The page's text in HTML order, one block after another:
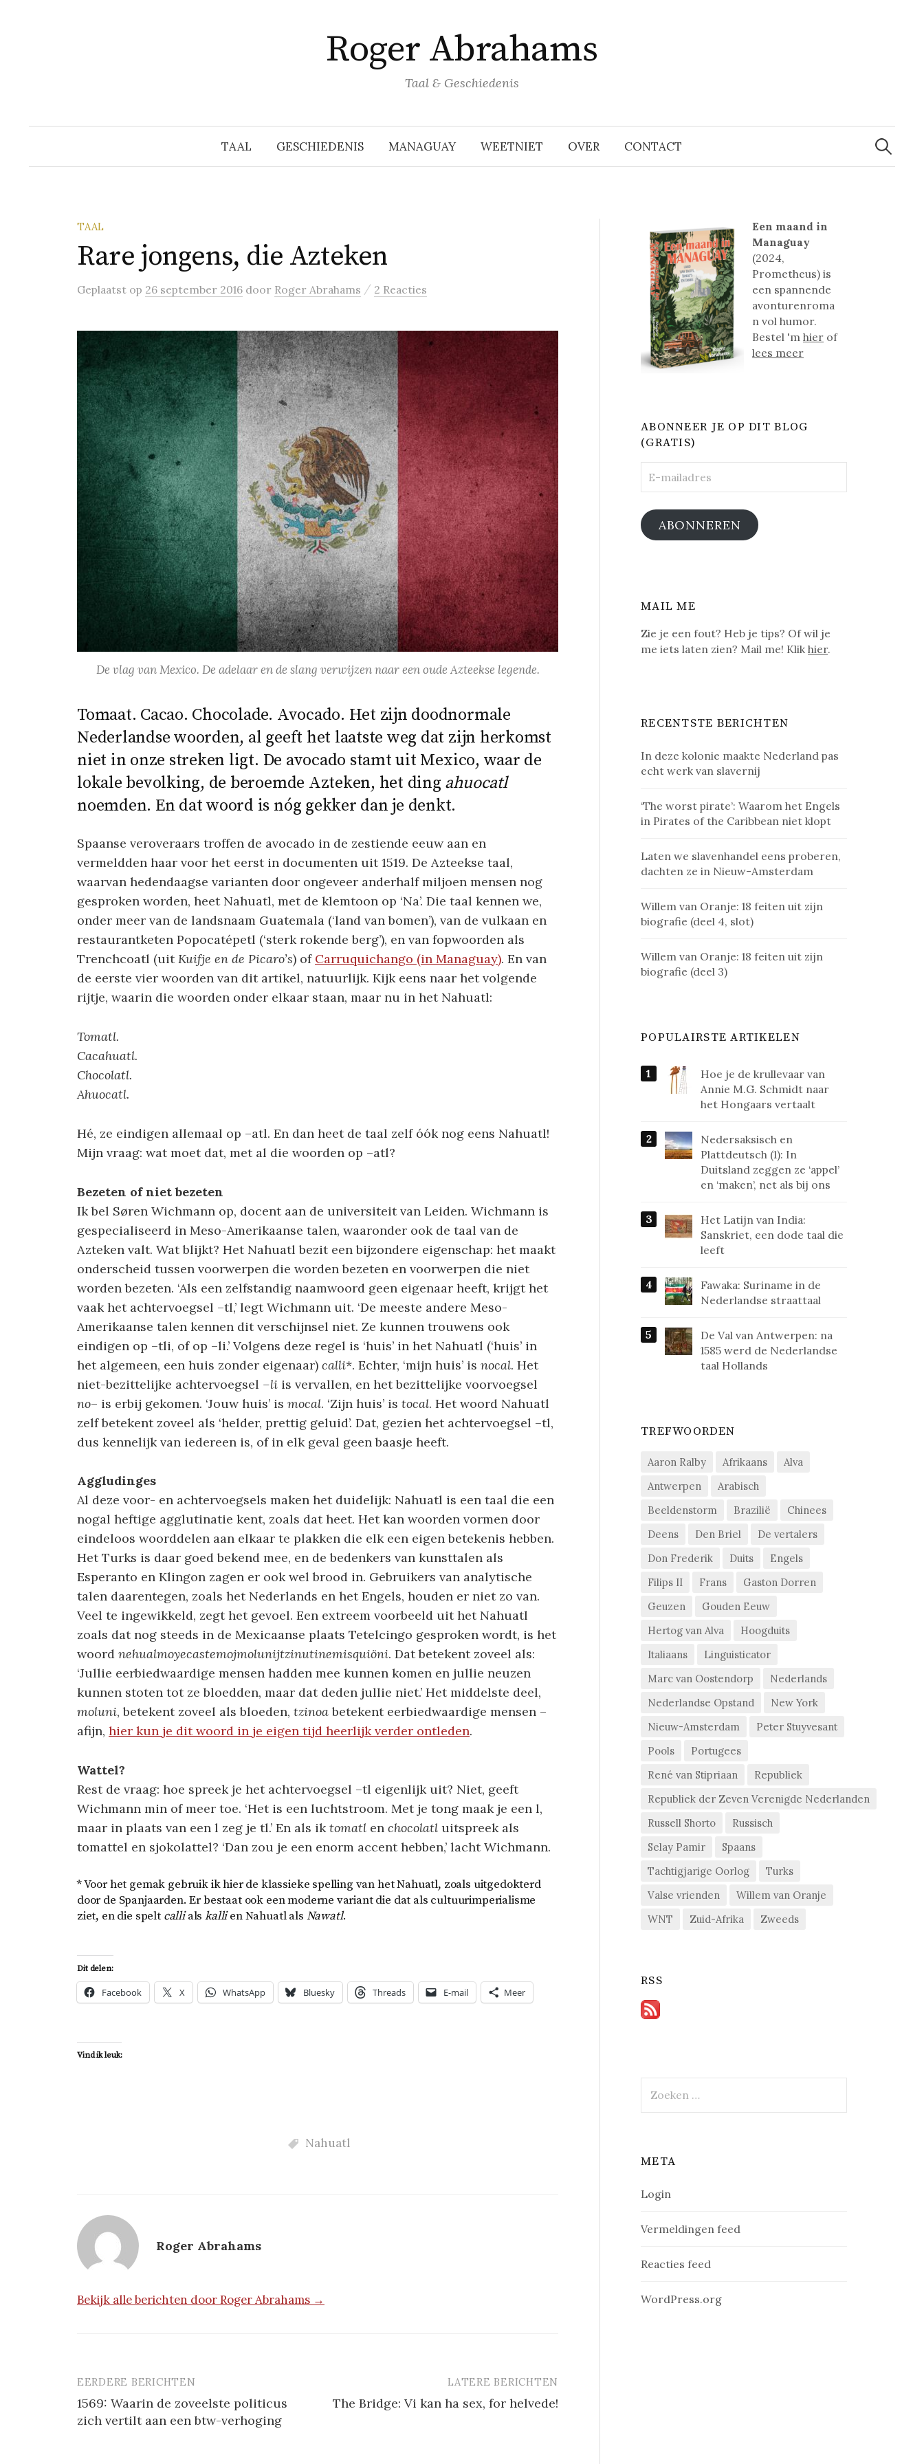
Roger Abrahams
Taal & Geschiedenis
TAAL GESCHIEDENIS MANAGUAY WEETNIET OVER CONTACT
Zoeken
naar:
TAAL
Rare jongens, die Azteken
Geplaatst op 26 september 2016 door Roger Abrahams / 2 Reacties
De vlag van Mexico. De adelaar en de slang verwijzen naar een oude Azteekse legende.
Tomaat. Cacao. Chocolade. Avocado. Het zijn doodnormale
Nederlandse woorden, al geeft het laatste weg dat zijn herkomst
niet in onze streken ligt. De avocado stamt uit Mexico, waar de
lokale bevolking, de beroemde Azteken, het ding ahuocatl
noemden. En dat woord is nóg gekker dan je denkt.
Spaanse veroveraars troffen de avocado in de zestiende eeuw aan en
vermeldden haar voor het eerst in documenten uit 1519. De Azteekse taal,
waarvan hedendaagse varianten door ongeveer anderhalf miljoen mensen nog
gesproken worden, heet Nahuatl, met de klemtoon op ‘Na’. Die taal kennen we,
onder meer van de landsnaam Guatemala (‘land van bomen’), van de vulkaan en
restaurantketen Popocatépetl (‘sterk rokende berg’), en van fopwoorden als
Trenchcoatl (uitKuifje en de Picaro’s) of Carruquichango (in Managuay). En van
de eerste vier woorden van dit artikel, natuurlijk. Kijk eens naar het volgende
rijtje, waarin die woorden onder elkaar staan, maar nu in het Nahuatl:
Tomatl.
Cacahuatl.
Chocolatl.
Ahuocatl.
Hé, ze eindigen allemaal op –atl. En dan heet de taal zelf óók nog eens Nahuatl!
Mijn vraag: wat moet dat, met al die woorden op –atl?
Bezeten of niet bezeten
Ik bel Søren Wichmann op, docent aan de universiteit van Leiden. Wichmann is
gespecialiseerd in Meso-Amerikaanse talen, waaronder ook de taal van de
Azteken valt. Wat blijkt? Het Nahuatl bezit een bijzondere eigenschap: het maakt
onderscheid tussen voorwerpen die worden bezeten en voorwerpen die niet
worden bezeten. ‘Als een zelfstandig naamwoord geen eigenaar heeft, krijgt het
vaak het achtervoegsel –tl,’ legt Wichmann uit. ‘De meeste andere Meso-
Amerikaanse talen kennen dit verschijnsel niet. Ze kunnen trouwens ook
eindigen op –tli, of op –li.’ Volgens deze regel is ‘huis’ in het Nahuatl (‘huis’ in
het algemeen, een huis zonder eigenaar) calli*. Echter, ‘mijn huis’ is nocal. Het
niet-bezittelijke achtervoegsel –li is vervallen, en het bezittelijke voorvoegsel
no– is erbij gekomen. ‘Jouw huis’ is mocal. ‘Zijn huis’ is tocal. Het woord Nahuatl
zelf betekent zoveel als ‘helder, prettig geluid’. Dat, gezien het achtervoegsel –tl,
dus kennelijk van iedereen is, of in elk geval geen baasje heeft.
Aggludinges
Al deze voor- en achtervoegsels maken het duidelijk: Nahuatl is een taal die een
nogal heftige agglutinatie kent, zoals dat heet. Het kan woorden vormen door
eindeloos woorddelen aan elkaar te plakken die elk een eigen betekenis hebben.
Het Turks is daar goed bekend mee, en de bedenkers van kunsttalen als
Esperanto en Klingon zagen er ook wel brood in. Gebruikers van analytische
talen daarentegen, zoals het Nederlands en het Engels, houden er niet zo van.
Veel te ingewikkeld, zegt het gevoel. Een extreem voorbeeld uit het Nahuatl
zoals dat nog steeds in de Mexicaanse plaats Tetelcingo gesproken wordt, is het
woord nehualmoyecastemojmolunijtzinutinemisquiöni. Dat betekent zoveel als:
‘Jullie eerbiedwaardige mensen hadden mee kunnen komen en jullie neuzen
kunnen stoten tot ze bloedden, maar dat deden jullie niet.’ Het middelste deel,
moluni, betekent zoveel als bloeden, tzinoabetekent eerbiedwaardige mensen –
afijn, hier kun je dit woord in je eigen tijd heerlijk verder ontleden.
Wattel?
Rest de vraag: hoe spreek je het achtervoegsel –tl eigenlijk uit? Niet, geeft
Wichmann min of meer toe. ‘Het is een luchtstroom. Met je tong maak je een l,
maar in plaats van een l zeg je tl.’ En als iktomatl en chocolatl uitspreek als
tomattel en sjokolattel? ‘Dan zou je een enorm accent hebben,’ lacht Wichmann.
* Voor het gemak gebruik ik hier de klassieke spelling van het Nahuatl, zoals uitgedokterd
door de Spanjaarden. Er bestaat ook een moderne variant die dat als cultuurimperialisme
ziet, en die spelt callialskallien Nahuatl als Nawatl.
Dit delen:
Facebook X WhatsApp Bluesky Threads E-mail Meer
Vind ik leuk:
Nahuatl
Roger Abrahams
Bekijk alle berichten door Roger Abrahams →
Berichtnavigatie
EERDERE BERICHTEN
1569: Waarin de zoveelste politicus
zich vertilt aan een btw-verhoging
LATERE BERICHTEN
The Bridge: Vi kan ha sex, for helvede!
Een maand in
Managuay
(2024,
Prometheus) is
een spannende
avonturenroma
n vol humor.
Bestel 'mhier of
lees meer
ABONNEER JE OP DIT BLOG
(GRATIS)
mailadres
ABONNEREN
MAIL ME
Zie je een fout? Heb je tips? Of wil je
me iets laten zien? Mail me! Klikhier.
RECENTSTE BERICHTEN
In deze kolonie maakte Nederland pas
echt werk van slavernij
‘The worst pirate’: Waarom het Engels
in Pirates of the Caribbean niet klopt
Laten we slavenhandel eens proberen,
dachten ze in Nieuw-Amsterdam
Willem van Oranje: 18 feiten uit zijn
biografie (deel 4, slot)
Willem van Oranje: 18 feiten uit zijn
biografie (deel 3)
POPULAIRSTE ARTIKELEN
Hoe je de krullevaar van
Annie M.G. Schmidt naar
het Hongaars vertaalt
Nedersaksisch en
Plattdeutsch (1): In
Duitsland zeggen ze ‘appel’
en ‘maken’, net als bij ons
Het Latijn van India:
Sanskriet, een dode taal die
leeft
Fawaka: Suriname in de
Nederlandse straattaal
De Val van Antwerpen: na
1585 werd de Nederlandse
taal Hollands
TREFWOORDEN
Aaron Ralby Afrikaans
Alva
Antwerpen
Arabisch
Beeldenstorm
Brazilië
Chinees
Deens
Den Briel
De vertalers
Don Frederik
Duits
Engels
Filips II
Frans
Gaston Dorren
Geuzen
Gouden Eeuw
Hertog van Alva
Hoogduits
Italiaans
Linguisticator
Marc van Oostendorp
Nederlands
Nederlandse Opstand
New York
Nieuw-Amsterdam
Peter Stuyvesant
Pools
Portugees
René van Stipriaan
Republiek
Republiek der Zeven Verenigde Nederlanden
Russell Shorto
Russisch
Selay Pamir
Spaans
Tachtigjarige Oorlog
Turks
Valse vrienden
Willem van Oranje
WNT
Zuid-Afrika Zweeds
RSS
naar:
META
Login
Vermeldingen feed
Reacties feed
WordPress.org